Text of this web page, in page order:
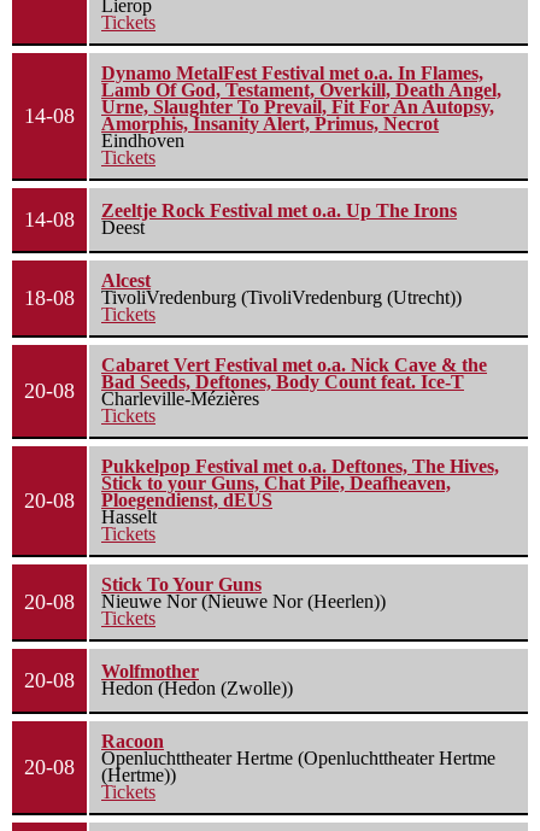
Lierop
Tickets
14-08
Dynamo MetalFest Festival met o.a. In Flames,
Lamb Of God, Testament, Overkill, Death Angel,
Urne, Slaughter To Prevail, Fit For An Autopsy,
Amorphis, Insanity Alert, Primus, Necrot
Eindhoven
Tickets
14-08
Zeeltje Rock Festival met o.a. Up The Irons
Deest
18-08
Alcest
TivoliVredenburg (TivoliVredenburg (Utrecht))
Tickets
20-08
Cabaret Vert Festival met o.a. Nick Cave & the
Bad Seeds, Deftones, Body Count feat. Ice-T
Charleville-Mézières
Tickets
20-08
Pukkelpop Festival met o.a. Deftones, The Hives,
Stick to your Guns, Chat Pile, Deafheaven,
Ploegendienst, dEUS
Hasselt
Tickets
20-08
Stick To Your Guns
Nieuwe Nor (Nieuwe Nor (Heerlen))
Tickets
20-08
Wolfmother
Hedon (Hedon (Zwolle))
20-08
Racoon
Openluchttheater Hertme (Openluchttheater Hertme
(Hertme))
Tickets